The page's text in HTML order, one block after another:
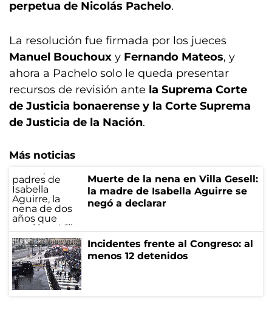
perpetua de Nicolás Pachelo.
La resolución fue firmada por los jueces
Manuel Bouchoux y Fernando Mateos, y
ahora a Pachelo solo le queda presentar
recursos de revisión ante la Suprema Corte
de Justicia bonaerense y la Corte Suprema
de Justicia de la Nación.
Más noticias
Muerte de la nena en Villa Gesell:
la madre de Isabella Aguirre se
negó a declarar
Incidentes frente al Congreso: al
menos 12 detenidos